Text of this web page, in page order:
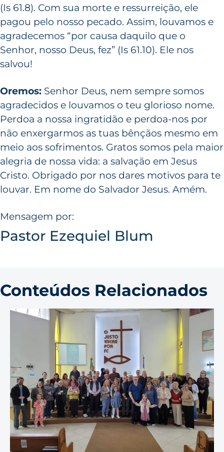
(Is 61.8). Com sua morte e ressurreição, ele
pagou pelo nosso pecado. Assim, louvamos e
agradecemos “por causa daquilo que o
Senhor, nosso Deus, fez” (Is 61.10). Ele nos
salvou!
Oremos: Senhor Deus, nem sempre somos
agradecidos e louvamos o teu glorioso nome.
Perdoa a nossa ingratidão e perdoa-nos por
não enxergarmos as tuas bênçãos mesmo em
meio aos sofrimentos. Gratos somos pela maior
alegria de nossa vida: a salvação em Jesus
Cristo. Obrigado por nos dares motivos para te
louvar. Em nome do Salvador Jesus. Amém.
Mensagem por:
Pastor Ezequiel Blum
Conteúdos Relacionados